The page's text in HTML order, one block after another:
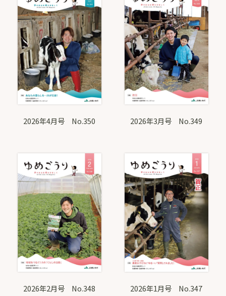
2026年4月号 No.350 2026年3月号 No.349
2026年2月号 No.348 2026年1月号 No.347